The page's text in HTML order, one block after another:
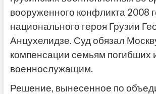
вооруженного конфликта 2008
национального героя Грузии
Анцухелидзе. Суд обязал
компенсации семьям
военнослужащим.
Решение, вынесенное по